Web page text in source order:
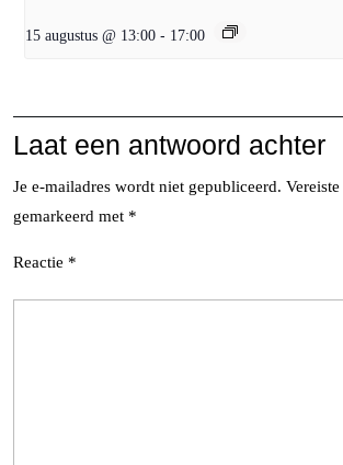
15 augustus @ 13:00 - 17:00
Laat een antwoord achter
Je e-mailadres wordt niet gepubliceerd.
gemarkeerd met *
Reactie *